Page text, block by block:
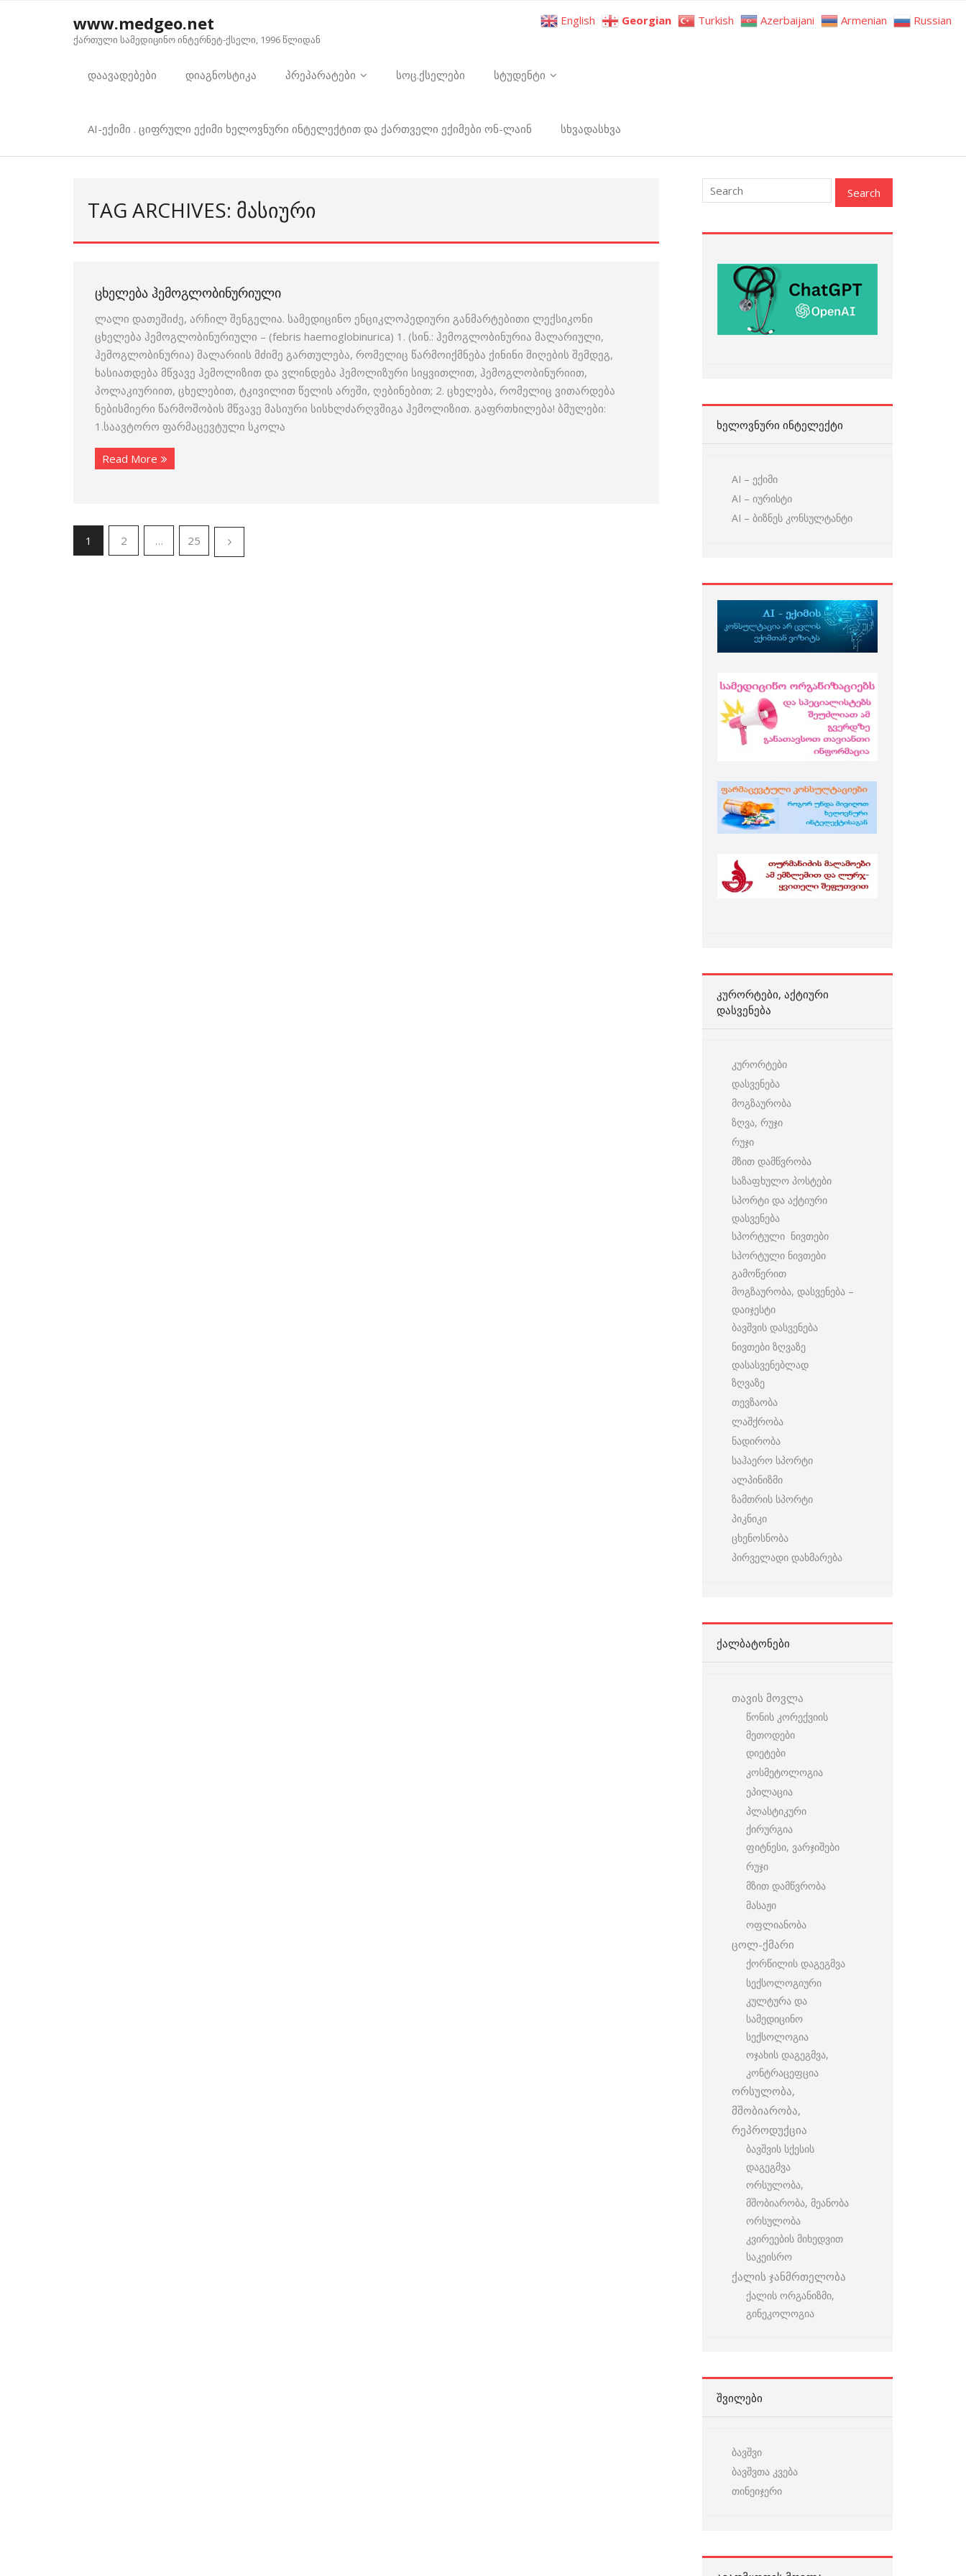
www.medgeo.net
ქართული სამედიცინო ინტერნეტ-ქსელი, 1996 წლიდან
დაავადებები დიაგნოსტიკა პრეპარატები სოც.ქსელები სტუდენტი
AI-ექიმი . ციფრული ექიმი ხელოვნური ინტელექტით და ქართველი ექიმები ონ-ლაინ სხვადასხვა
TAG ARCHIVES: ᲛᲐᲡᲘᲣᲠᲘ
ᲪᲮᲔᲚᲔᲑᲐ ᲰᲔᲛᲝᲒᲚᲝᲑᲘᲜᲣᲠᲘᲣᲚᲘ
ლალი დათეშიძე, არჩილ შენგელია. სამედიცინო ენციკლოპედიური განმარტებითი ლექსიკონი
ცხელება ჰემოგლობინურიული – (febris haemoglobinurica) 1. (სინ.: ჰემოგლობინურია მალარიული,
ჰემოგლობინურია) მალარიის მძიმე გართულება, რომელიც წარმოიქმნება ქინინი მიღების შემდეგ,
ხასიათდება მწვავე ჰემოლიზით და ვლინდება ჰემოლიზური სიყვითლით, ჰემოგლობინურიით,
პოლაკიურიით, ცხელებით, ტკივილით წელის არეში, ღებინებით; 2. ცხელება, რომელიც ვითარდება
ნებისმიერი წარმოშობის მწვავე მასიური სისხლძარღვშიგა ჰემოლიზით. გაფრთხილება! ბმულები:
1.საავტორო ფარმაცევტული სკოლა
Read More
1 2 … 25
ᲮᲔᲚᲝᲕᲜᲣᲠᲘ ᲘᲜᲢᲔᲚᲔᲥᲢᲘ
AI – ექიმი
AI – იურისტი
AI – ბიზნეს კონსულტანტი
ᲙᲣᲠᲝᲠᲢᲔᲑᲘ, ᲐᲥᲢᲘᲣᲠᲘ
ᲓᲐᲡᲕᲔᲜᲔᲑᲐ
კურორტები
დასვენება
მოგზაურობა
ზღვა, რუჯი
რუჯი
მზით დამწვრობა
საზაფხულო პოსტები
სპორტი და აქტიური
დასვენება
სპორტული ნივთები
სპორტული ნივთები
გამოწერით
მოგზაურობა, დასვენება –
დაიჯესტი
ბავშვის დასვენება
ნივთები ზღვაზე
დასასვენებლად
ზღვაზე
თევზაობა
ლაშქრობა
ნადირობა
საჰაერო სპორტი
ალპინიზმი
ზამთრის სპორტი
პიკნიკი
ცხენოსნობა
პირველადი დახმარება
ᲥᲐᲚᲑᲐᲢᲝᲜᲔᲑᲘ
თავის მოვლა
წონის კორექვიის
მეთოდები
დიეტები
კოსმეტოლოგია
ეპილაცია
პლასტიკური
ქირურგია
ფიტნესი, ვარჯიშები
რუჯი
მზით დამწვრობა
მასაჟი
ოფლიანობა
ცოლ-ქმარი
ქორწილის დაგეგმვა
სექსოლოგიური
კულტურა და
სამედიცინო
სექსოლოგია
ოჯახის დაგეგმვა,
კონტრაცეფცია
ორსულობა,
მშობიარობა,
რეპროდუქცია
ბავშვის სქესის
დაგეგმვა
ორსულობა,
მშობიარობა, მეანობა
ორსულობა
კვირეების მიხედვით
საკეისრო
ქალის ჯანმრთელობა
ქალის ორგანიზმი,
გინეკოლოგია
ᲨᲕᲘᲚᲔᲑᲘ
ბავშვი
ბავშვთა კვება
თინეიჯერი
English Georgian Turkish Azerbaijani Armenian Russian